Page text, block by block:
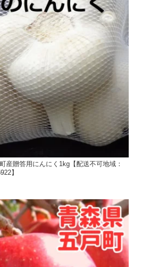
産贈答用にんにく1kg【配送不可地域：
】